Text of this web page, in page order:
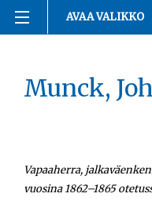
AVAA VALIKKO
Munck,
Vapaaherra,
vuosina 1862–1865